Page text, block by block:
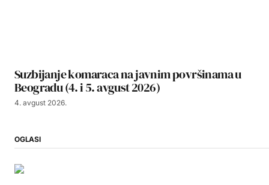
Suzbijanje komaraca na javnim površinama u
Beogradu (4. i 5. avgust 2026)
4. avgust 2026.
OGLASI